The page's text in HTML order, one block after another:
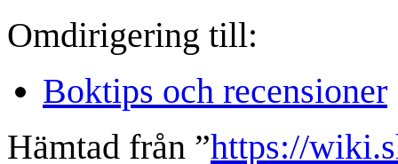
Omdirigering till:
Boktips och recensioner
Hämtad från ”https://